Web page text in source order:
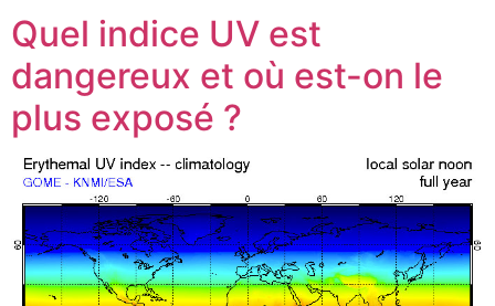
Quel indice UV est
dangereux et où est-on le
plus exposé ?